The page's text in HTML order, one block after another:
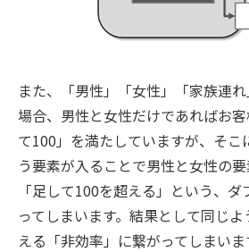
また、「男性」「女性」「家族連
場合、男性と女性だけであればお
て100」を満たしていますが、そこ
う要素が入ることで男性と女性の
「足して100を超える」という、
ってしまいます。結果として同じ
える「非効率」に繋がってしまいま